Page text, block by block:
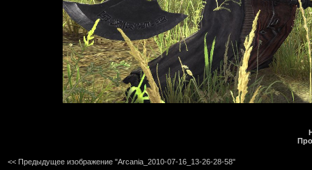
<< Предыдущее изображение "Arcania_2010-07-16_13-26-28-58"